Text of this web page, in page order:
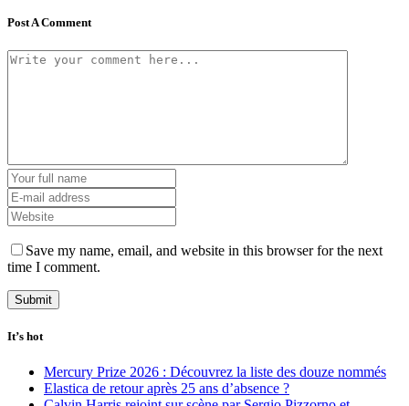
Post A Comment
Save my name, email, and website in this browser for the next
time I comment.
It’s hot
Mercury Prize 2026 : Découvrez la liste des douze nommés
Elastica de retour après 25 ans d’absence ?